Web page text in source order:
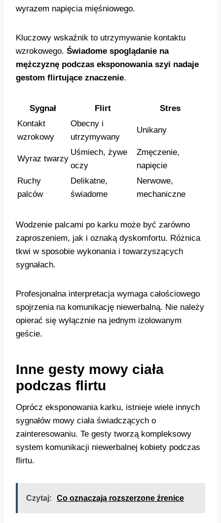
wyrazem napięcia mięśniowego.
Kluczowy wskaźnik to utrzymywanie kontaktu
wzrokowego. Świadome spoglądanie na
mężczyznę podczas eksponowania szyi nadaje
gestom flirtujące znaczenie.
Sygnał Flirt
Stres
Kontakt
wzrokowy
Obecny i
utrzymywany
Unikany
Wyraz twarzy
Uśmiech, żywe
oczy
Zmęczenie,
napięcie
Ruchy
palców
Delikatne,
świadome
Nerwowe,
mechaniczne
Wodzenie palcami po karku może być zarówno
zaproszeniem, jak i oznaką dyskomfortu. Różnica
tkwi w sposobie wykonania i towarzyszących
sygnałach.
Profesjonalna interpretacja wymaga całościowego
spojrzenia na komunikację niewerbalną. Nie należy
opierać się wyłącznie na jednym izolowanym
geście.
Inne gesty mowy ciała
podczas flirtu
Oprócz eksponowania karku, istnieje wiele innych
sygnałów mowy ciała świadczących o
zainteresowaniu. Te gesty tworzą kompleksowy
system komunikacji niewerbalnej kobiety podczas
flirtu.
Czytaj: Co oznaczają rozszerzone źrenice